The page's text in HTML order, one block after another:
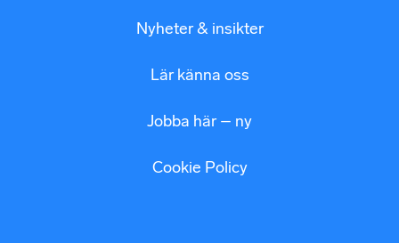
Nyheter & insikter
Lär känna oss
Jobba här – ny
Cookie Policy